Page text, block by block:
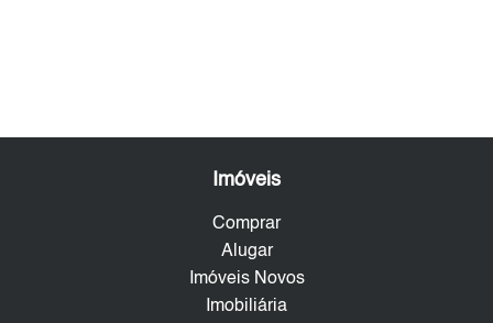
Imóveis
Comprar
Alugar
Imóveis Novos
Imobiliária